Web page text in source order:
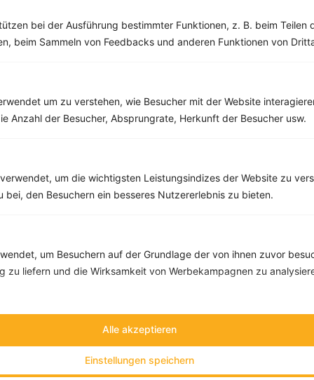
bei der Ausführung bestimmter Funktionen, z. B. beim Teilen
beim Sammeln von Feedbacks und anderen Funktionen von
um zu verstehen, wie Besucher mit der Website
Anzahl der Besucher, Absprungrate, Herkunft der Besucher usw.
um die wichtigsten Leistungsindizes der Website zu
bei, den Besuchern ein besseres Nutzererlebnis zu bieten.
um Besuchern auf der Grundlage der von ihnen zuvor
zu liefern und die Wirksamkeit von Werbekampagnen zu
Einstellungen speichern
Alle akzeptieren
Fett:13 g
Kohlehydrate:60 g
Rezepte mit 600 bis 700 kcal
Räucherlachsbrot mit Paprika, Gurke und Tomate
Kohlehydrate:77 g